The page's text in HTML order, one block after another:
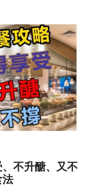
、不升醣、又不
法